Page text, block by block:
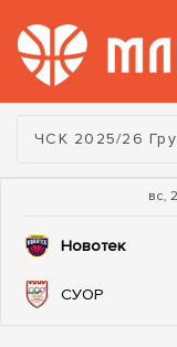
Турнир:
ЧСК 2025/26
вс,
Новотек
СУОР